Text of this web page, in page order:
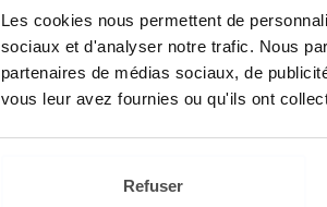
Les cookies nous permettent de
sociaux et d'analyser notre trafic. Nous
partenaires de médias sociaux, de
vous leur avez fournies ou qu'ils ont
Refuser
et schéma corporel :
nuages
en mouvement